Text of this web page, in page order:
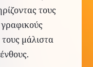
τους
γραφικούς
τους μάλιστα